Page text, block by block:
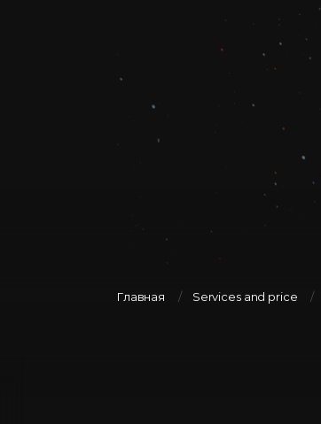
Главная Services and price